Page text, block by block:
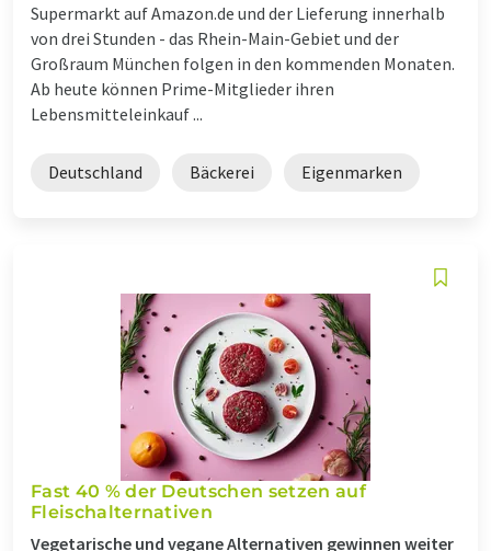
Supermarkt auf Amazon.de und der Lieferung innerhalb
von drei Stunden - das Rhein-Main-Gebiet und der
Großraum München folgen in den kommenden Monaten.
Ab heute können Prime-Mitglieder ihren
Lebensmitteleinkauf ...
Deutschland Bäckerei Eigenmarken
Fast 40 % der Deutschen setzen auf
Fleischalternativen
Vegetarische und vegane Alternativen gewinnen weiter